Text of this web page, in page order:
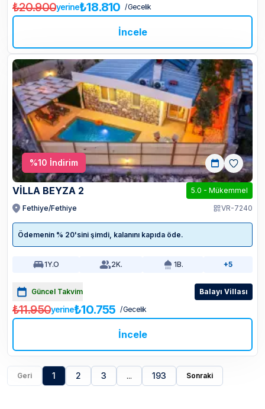
₺20.900yerine₺18.810 / Gecelik
İncele
%10 İndirim
VİLLA BEYZA 2 5.0 - Mükemmel
Fethiye/Fethiye
VR-7240
Ödemenin % 20'sini şimdi, kalanını kapıda öde.
1Y.O 2K. 1B. +5
Güncel Takvim Balayı Villası
₺11.950yerine₺10.755 / Gecelik
İncele
Geri 1 2 3 ... 193 Sonraki